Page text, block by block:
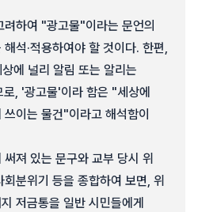
하여 "광고물"이라는 문언의
석·적용하여야 할 것이다. 한편,
에 널리 알림 또는 알리는
, '광고물'이라 함은 "세상에
이는 물건"이라고 해석함이
져 있는 문구와 교부 당시 위
분위기 등을 종합하여 보면, 위
저금통을 일반 시민들에게